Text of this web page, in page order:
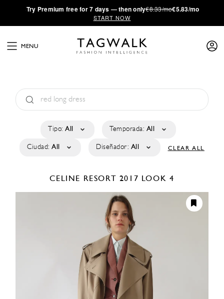
·Try Premium free for 7 days — then only€8.33/mo€5.83/mo
START NOW
MENU
Tipo: All Temporada: All
Ciudad: All Diseñador: All CLEAR ALL
CELINE RESORT 2017 LOOK 4